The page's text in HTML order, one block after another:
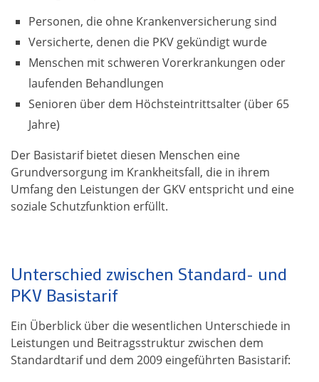
Personen, die ohne Krankenversicherung sind
Versicherte, denen die PKV gekündigt wurde
Menschen mit schweren Vorerkrankungen oder
laufenden Behandlungen
Senioren über dem Höchsteintrittsalter (über 65
Jahre)
Der Basistarif bietet diesen Menschen eine
Grundversorgung im Krankheitsfall, die in ihrem
Umfang den Leistungen der GKV entspricht und eine
soziale Schutzfunktion erfüllt.
Unterschied zwischen Standard- und
PKV Basistarif
Ein Überblick über die wesentlichen Unterschiede in
Leistungen und Beitragsstruktur zwischen dem
Standardtarif und dem 2009 eingeführten Basistarif: